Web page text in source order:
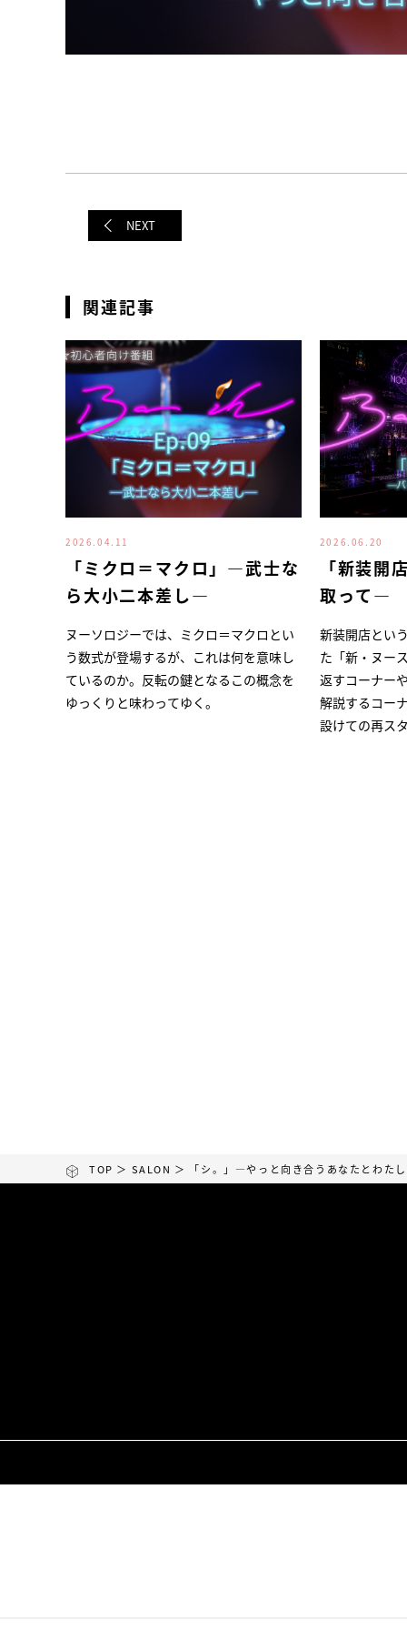
NEXT
関連記事
2026.04.11
「ミクロ＝マクロ」―武士な
ら大小二本差し―
ヌーソロジーでは、ミクロ＝マクロとい
う数式が登場するが、これは何を意味し
ているのか。反転の鍵となるこの概念を
ゆっくりと味わってゆく。
2026.06.20
「新装開
取って―
新装開店とい
た「新・ヌー
返すコーナー
解説するコー
設けての再ス
TOP ＞ SALON ＞ 「シ。」―やっと向き合うあなたとわた